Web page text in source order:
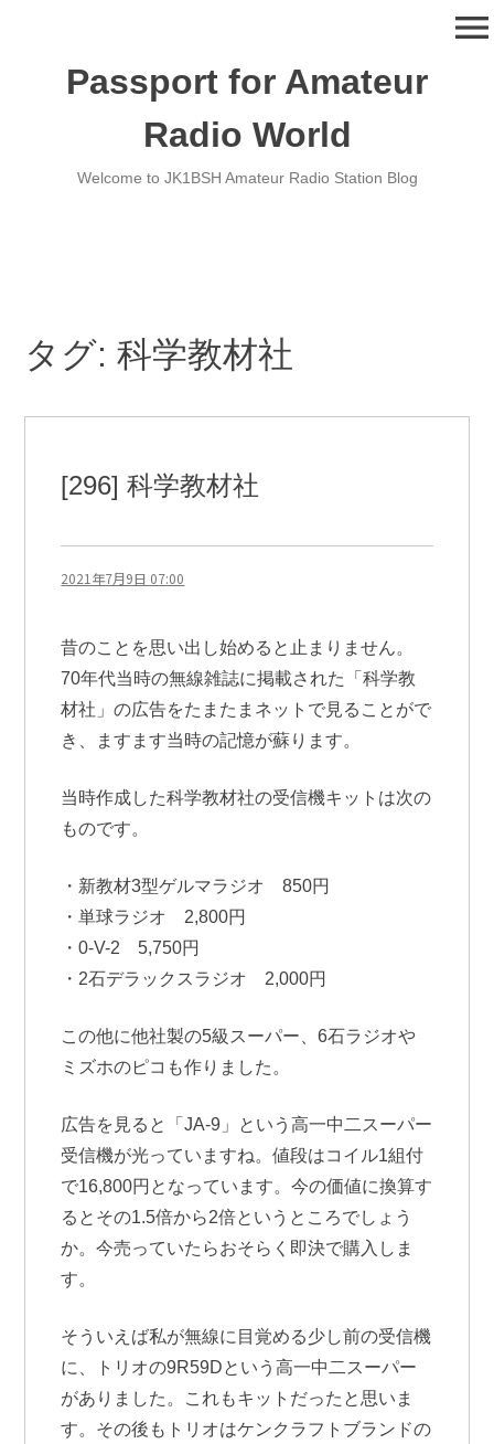
Passport for Amateur
Radio World
Welcome to JK1BSH Amateur Radio Station Blog
menu
タグ:科学教材社
[296] 科学教材社
2021年7月9日 07:00
昔のことを思い出し始めると止まりません。
70年代当時の無線雑誌に掲載された「科学教
材社」の広告をたまたまネットで見ることがで
き、ますます当時の記憶が蘇ります。
当時作成した科学教材社の受信機キットは次の
ものです。
・新教材3型ゲルマラジオ 850円
・単球ラジオ 2,800円
・0-V-2 5,750円
・2石デラックスラジオ 2,000円
この他に他社製の5級スーパー、6石ラジオや
ミズホのピコも作りました。
広告を見ると「JA-9」という高一中二スーパー
受信機が光っていますね。値段はコイル1組付
で16,800円となっています。今の価値に換算す
るとその1.5倍から2倍というところでしょう
か。今売っていたらおそらく即決で購入しま
す。
そういえば私が無線に目覚める少し前の受信機
に、トリオの9R59Dという高一中二スーパー
がありました。これもキットだったと思いま
す。その後もトリオはケンクラフトブランドの